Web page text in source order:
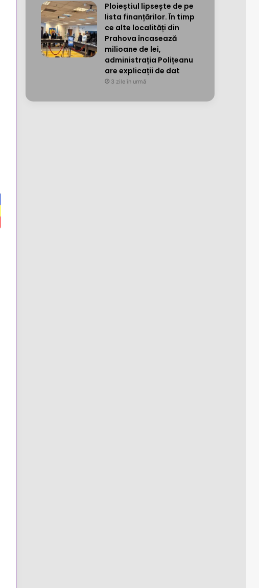
Ploieștiul lipsește de pe
lista finanțărilor. În timp
ce alte localități din
Prahova încasează
milioane de lei,
administrația Polițeanu
are explicații de dat
3 zile în urmă